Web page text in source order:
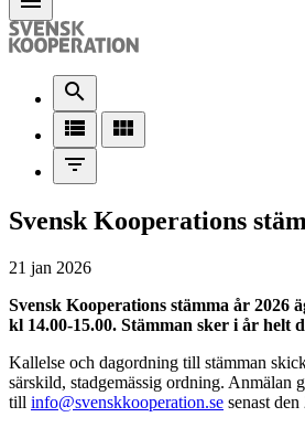
search
view_list
view_module
filter_list
Svensk Kooperations
21 jan 2026
Svensk Kooperations stämma år 2026
kl 14.00-15.00. Stämman sker i år helt
Kallelse och dagordning till stämman
särskild, stadgemässig ordning. Anmälan
till info@svenskkooperation.se senast